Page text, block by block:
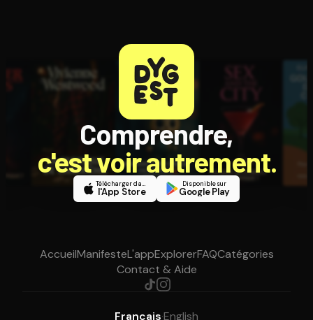
Comprendre,
c'est voir autrement.
Télécharger dans
l'App Store
Disponible sur
Google Play
AccueilManifesteL'appExplorerFAQCatégories
Contact & Aide
Français·English